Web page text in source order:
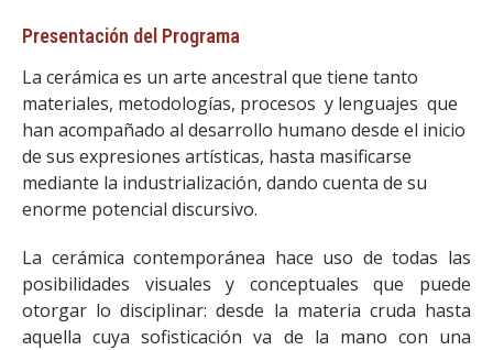
Presentación del Programa
La cerámica es un arte ancestral que tiene tanto
materiales, metodologías, procesos y lenguajes que
han acompañado al desarrollo humano desde el inicio
de sus expresiones artísticas, hasta masificarse
mediante la industrialización, dando cuenta de su
enorme potencial discursivo.
La cerámica contemporánea hace uso de todas las
posibilidades visuales y conceptuales que puede
otorgar lo disciplinar: desde la materia cruda hasta
aquella cuya sofisticación va de la mano con una